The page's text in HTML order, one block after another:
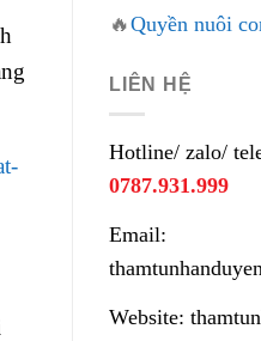
🔥Quyền nuôi
LIÊN HỆ
Hotline/ zalo/
0787.931.999
Email:
Website: